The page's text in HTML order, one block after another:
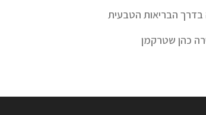
הבריאות הטבעית
כהן שטרקמן